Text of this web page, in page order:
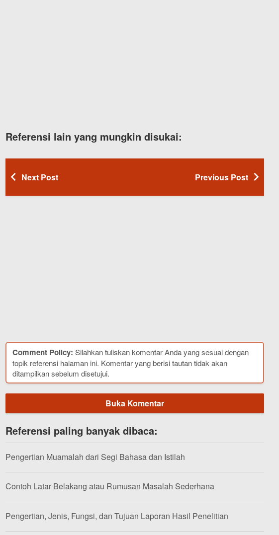
Referensi lain yang mungkin disukai:
Next Post Previous Post
Comment Policy: Silahkan tuliskan komentar Anda yang sesuai dengan
topik referensi halaman ini. Komentar yang berisi tautan tidak akan
ditampilkan sebelum disetujui.
Buka Komentar
Referensi paling banyak dibaca:
Pengertian Muamalah dari Segi Bahasa dan Istilah
Contoh Latar Belakang atau Rumusan Masalah Sederhana
Pengertian, Jenis, Fungsi, dan Tujuan Laporan Hasil Penelitian